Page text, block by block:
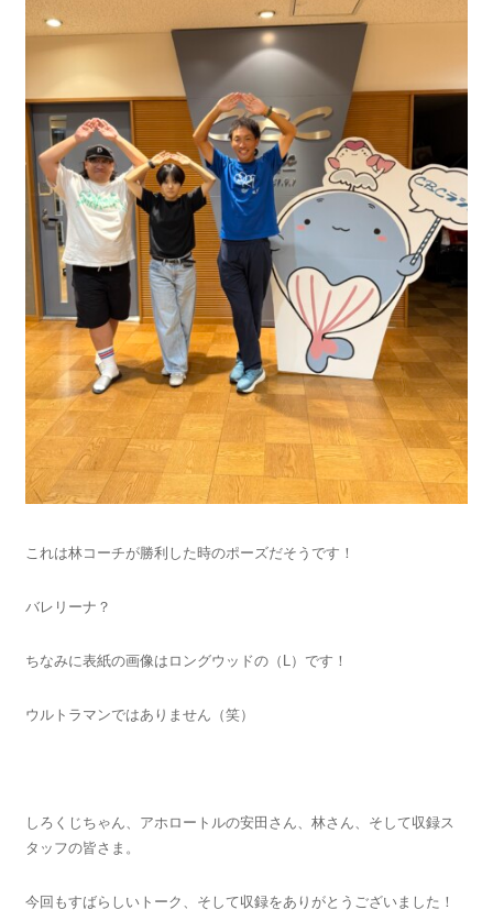
これは林コーチが勝利した時のポーズだそうです！
バレリーナ？
ちなみに表紙の画像はロングウッドの（L）です！
ウルトラマンではありません（笑）
しろくじちゃん、アホロートルの安田さん、林さん、そして収録ス
タッフの皆さま。
今回もすばらしいトーク、そして収録をありがとうございました！